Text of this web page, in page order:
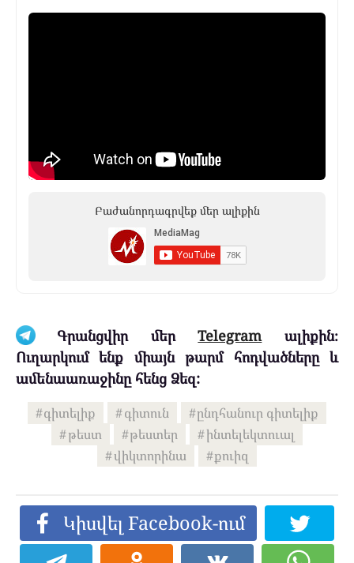
Բաժանորդագրվեք մեր ալիքին
Գրանցվիր մերTelegramալիքին։
Ուղարկում ենք միայն թարմ հոդվածները և
ամենաառաջինը հենց Ձեզ:
գիտելիք գիտուն
ընդհանուր գիտելիք
թեստ
թեստեր
ինտելեկտուալ
վիկտորինա
քուիզ
Կիսվել Facebook-ում